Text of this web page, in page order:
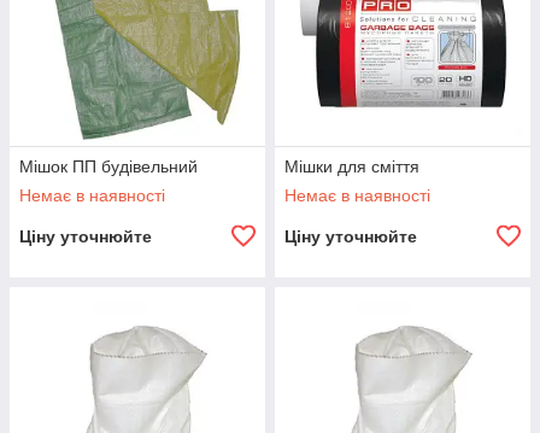
Мішок ПП будівельний
Немає в наявності
Ціну уточнюйте
Мішки для сміття
Немає в наявності
Ціну уточнюйте